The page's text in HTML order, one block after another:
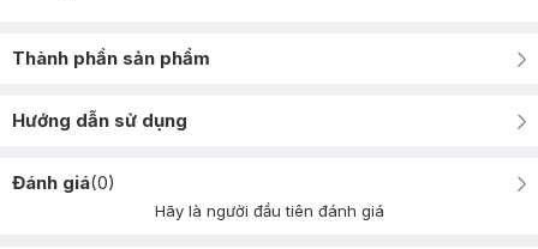
Thành phần sản phẩm
Hướng dẫn sử dụng
Đánh giá(0)
Hãy là người đầu tiên đánh giá